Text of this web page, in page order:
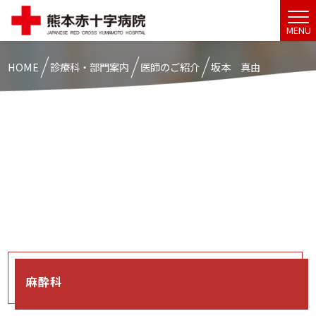
MENU
HOME 診療科・部門案内 医師のご紹介 坂本 真由
麻酔科